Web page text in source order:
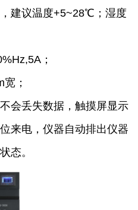
建议温度+5~28℃；湿度
；
；
会丢失数据，触摸屏显示
来电，仪器自动排出仪器
态。